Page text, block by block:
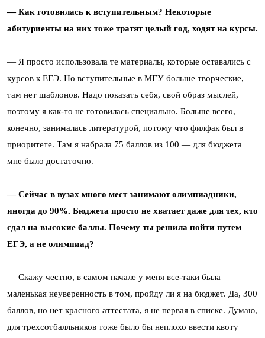
— Как готовилась к вступительным? Некоторые
абитуриенты на них тоже тратят целый год, ходят на курсы.
— Я просто использовала те материалы, которые оставались с
курсов к ЕГЭ. Но вступительные в МГУ больше творческие,
там нет шаблонов. Надо показать себя, свой образ мыслей,
поэтому я как-то не готовилась специально. Больше всего,
конечно, занималась литературой, потому что филфак был в
приоритете. Там я набрала 75 баллов из 100 — для бюджета
мне было достаточно.
— Сейчас в вузах много мест занимают олимпиадники,
иногда до 90%. Бюджета просто не хватает даже для тех, кто
сдал на высокие баллы. Почему ты решила пойти путем
ЕГЭ, а не олимпиад?
— Скажу честно, в самом начале у меня все-таки была
маленькая неуверенность в том, пройду ли я на бюджет. Да, 300
баллов, но нет красного аттестата, я не первая в списке. Думаю,
для трехсотбалльников тоже было бы неплохо ввести квоту